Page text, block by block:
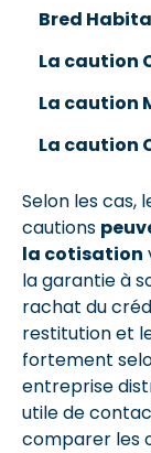
Bred
La caution
La caution
La caution
Selon les cas,
cautions
la cotisation
la garantie à
rachat du
restitution et
fortement
entreprise
utile de
comparer les